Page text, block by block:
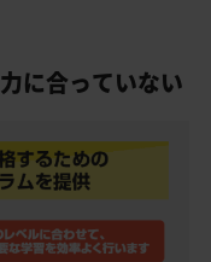
質問
に合っていない